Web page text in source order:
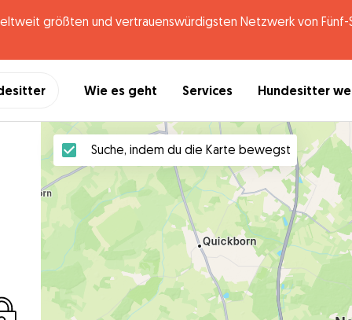
größten und vertrauenswürdigsten Netzwerk von Fünf-
Wie es geht Services Hundesitter
Suche, indem du die Karte bewegst